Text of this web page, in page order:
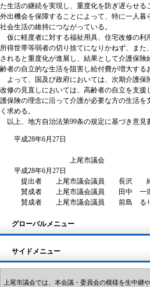
た生活の継続を実現し、重度化を防ぎ遅らせ
外出機会を保障することによって、特に一人暮
社会生活の維持につながっている。
仮に軽度者に対する福祉用具、住宅改修の利
所得世帯等弱者の切り捨てになりかねず、ま
されると重度化が進展し、結果として介護保
齢者の自立的な生活を阻害し給付費が増大する
よって、国及び政府においては、次期介護保
改修の見直しにおいては、高齢者の自立を支
護保険の理念に沿って介護が必要な方の生活
く求める。
以上、地方自治法第99条の規定に基づき意見
平成28年6月27日
上尾市議会
平成28年6月27日
提出者 上尾市議会議員 長沢
賛成者 上尾市議会議員 田中 一
賛成者 上尾市議会議員 前島 る
グローバルメニュー
サイドメニュー
上尾市議会では、本会議・委員会の模様を生中継